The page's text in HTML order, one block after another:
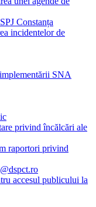
Constanța
incidentelor de
SNA
privind încălcări ale
raportori privind
accesul publicului la